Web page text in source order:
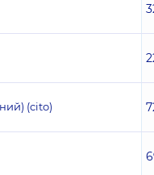
(cito)